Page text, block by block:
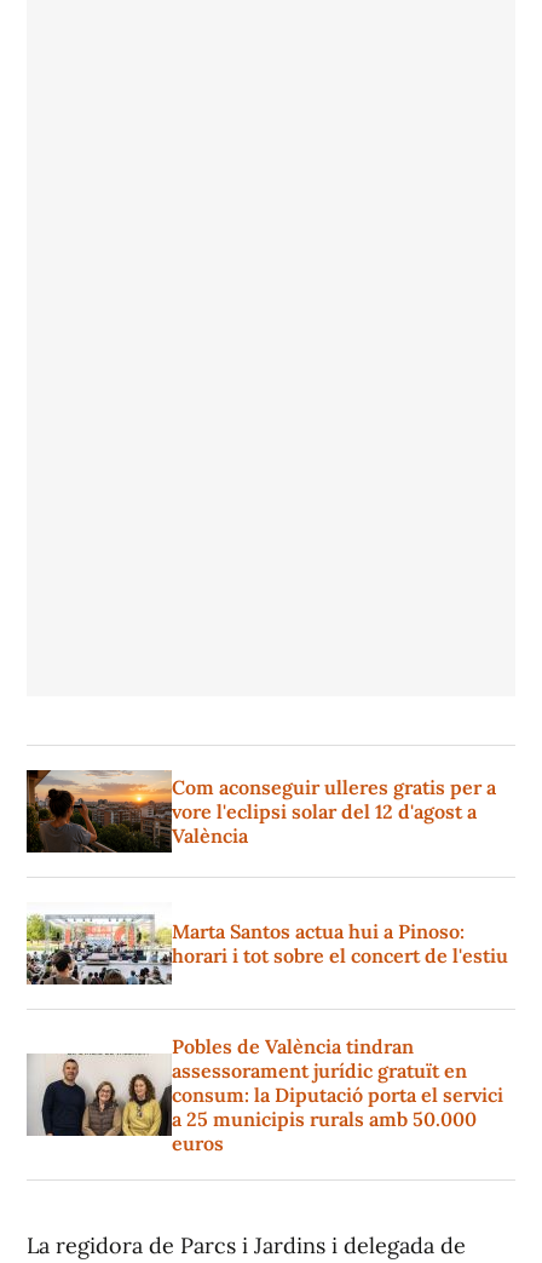
Com aconseguir ulleres gratis per a
vore l'eclipsi solar del 12 d'agost a
València
Marta Santos actua hui a Pinoso:
horari i tot sobre el concert de l'estiu
Pobles de València tindran
assessorament jurídic gratuït en
consum: la Diputació porta el servici
a 25 municipis rurals amb 50.000
euros
La regidora de Parcs i Jardins i delegada de